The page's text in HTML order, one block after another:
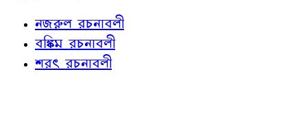
নজরুল রচনাবলী
বঙ্কিম রচনাবলী
শরৎ রচনাবলী